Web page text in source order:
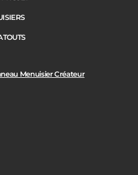
Menuisier Créateur